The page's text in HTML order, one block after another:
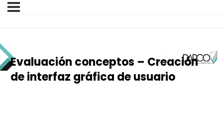
Evaluación conceptos – Creación
de interfaz gráfica de usuario